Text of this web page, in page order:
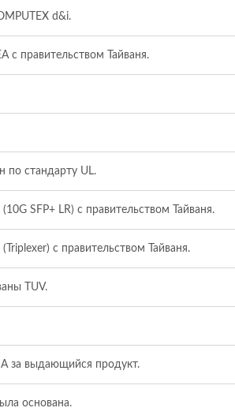
d&i.
с правительством Тайваня.
по стандарту UL.
SFP+ LR) с правительством Тайваня.
с правительством Тайваня.
TUV.
за выдающийся продукт.
основана.